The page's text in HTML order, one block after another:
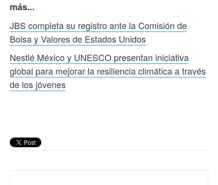
más...
JBS completa su registro ante la Comisión de
Bolsa y Valores de Estados Unidos
Nestlé México y UNESCO presentan iniciativa
global para mejorar la resiliencia climática a través
de los jóvenes